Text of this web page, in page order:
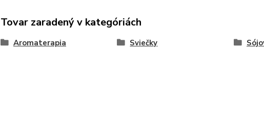
Tovar zaradený v kategóriách
Aromaterapia Sviečky